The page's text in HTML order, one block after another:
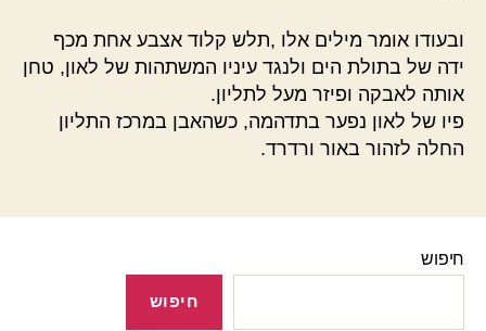
ובעודו אומר מילים אלו ,תלש קלוד אצבע אחת מכף
ידה של בתולת הים ולנגד עיניו המשתהות של לאון, טחן
אותה לאבקה ופיזר מעל לתליון.
פיו של לאון נפער בתדהמה, כשהאבן במרכז התליון
החלה לזהור באור ורדרד.
חיפוש
חיפוש